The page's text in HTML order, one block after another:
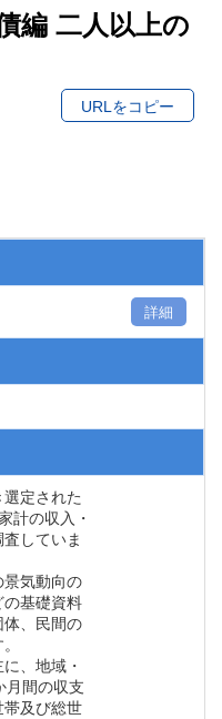
編 二人以上の
URLをコピー
詳細
定された
計の収入・
していま
気動向の
の基礎資料
体、民間の
、地域・
月間の収支
帯及び総世